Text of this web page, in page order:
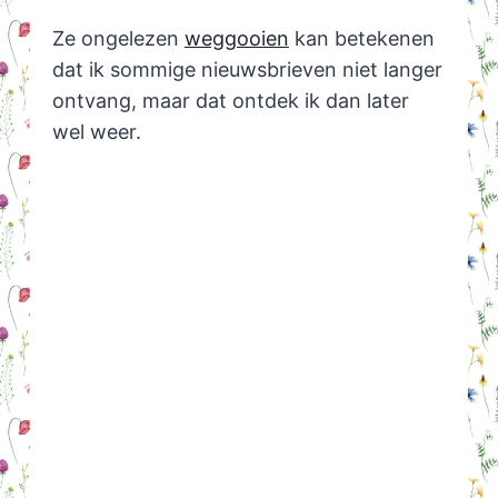
Ze ongelezen weggooien kan betekenen
dat ik sommige nieuwsbrieven niet langer
ontvang, maar dat ontdek ik dan later
wel weer.